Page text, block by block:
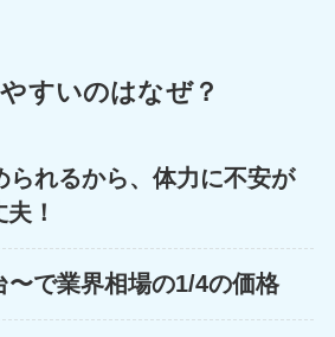
すいのはなぜ？
られるから、体力に不安が
！
〜で業界相場の1/4の価格